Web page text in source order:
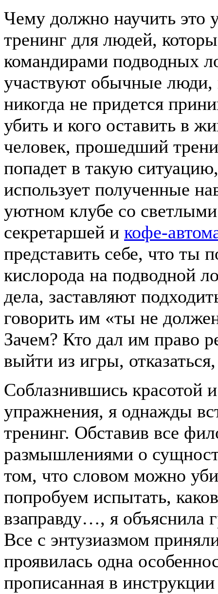
Чему должно научить это
тренинг для людей,
командирами подводных
участвуют обычные люди,
никогда не придется
убить и кого оставить в
человек, прошедший
попадет в такую
использует полученные
уютном клубе со
секретаршей и кофе-
представить себе, что ты
кислорода на подводной
дела, заставляют
говорить им «ты не
Зачем? Кто дал им право
выйти из игры,
Соблазнившись красотой
упражнения, я однажды
тренинг. Обставив все
размышлениями о
том, что словом можно
попробуем испытать,
взаправду…, я объяснила
Все с энтузиазмом
проявилась одна
прописанная в